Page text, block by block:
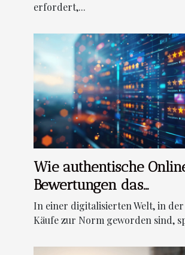
erfordert,...
Wie authentische
Bewertungen das
Kundenvertrauen
In einer digitalisierten Welt, in
Käufe zur Norm geworden sind,